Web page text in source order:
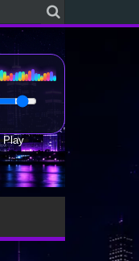
Radio Sfera Music
Play